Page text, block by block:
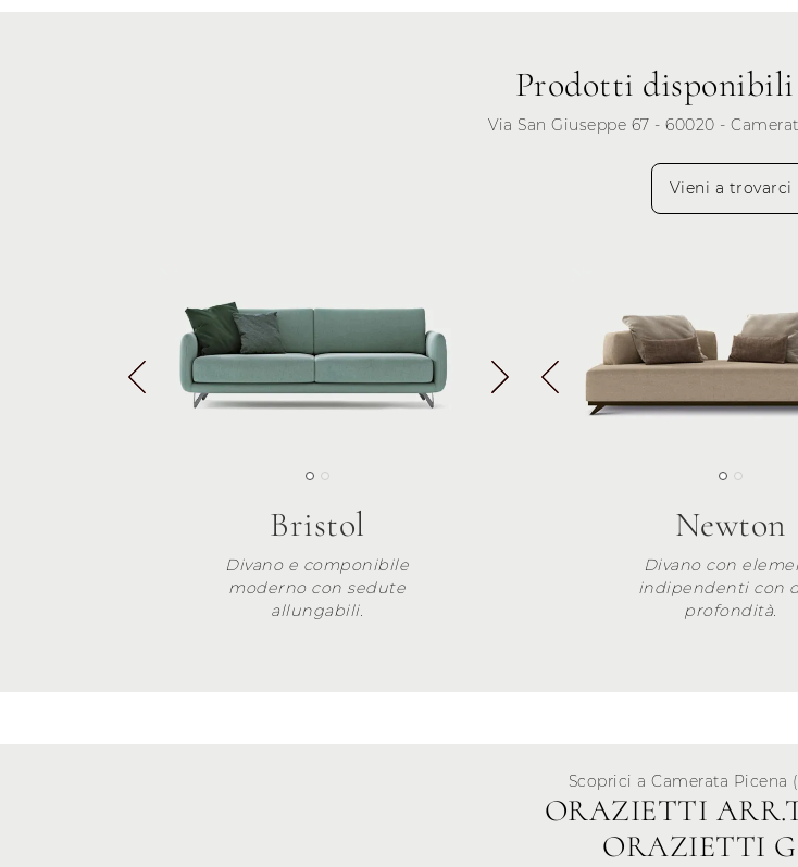
Prodotti disponibili
Via San Giuseppe 67 - 60020 -
Vieni a trovarci
Bristol
Divano e componibile
moderno con sedute
allungabili.
Newton
Divano con
indipendenti con
profondità.
Scoprici a Camerata Picena
ORAZIETTI
ORAZIETTI